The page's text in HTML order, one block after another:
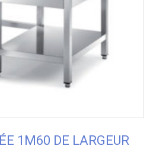
1M60 DE LARGEUR